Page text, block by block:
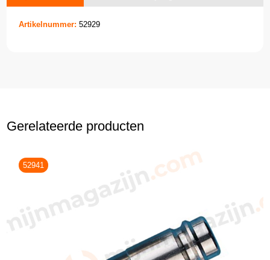
Artikelnummer: 52929
Gerelateerde producten
52941